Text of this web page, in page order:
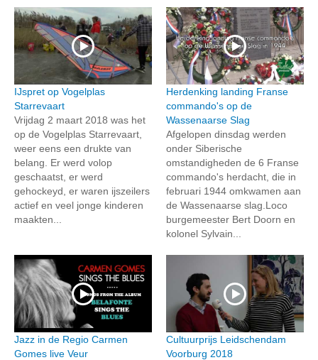
IJspret op Vogelplas
Starrevaart
Vrijdag 2 maart 2018 was het
op de Vogelplas Starrevaart,
weer eens een drukte van
belang. Er werd volop
geschaatst, er werd
gehockeyd, er waren ijszeilers
actief en veel jonge kinderen
maakten...
Herdenking landing Franse
commando's op de
Wassenaarse Slag
Afgelopen dinsdag werden
onder Siberische
omstandigheden de 6 Franse
commando's herdacht, die in
februari 1944 omkwamen aan
de Wassenaarse slag.Loco
burgemeester Bert Doorn en
kolonel Sylvain...
Jazz in de Regio Carmen
Gomes live Veur
Cultuurprijs Leidschendam
Voorburg 2018